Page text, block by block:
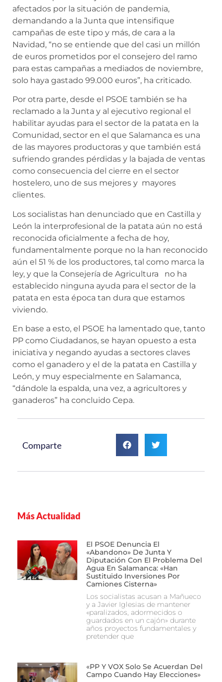
afectados por la situación de pandemia,
demandando a la Junta que intensifique
campañas de este tipo y más, de cara a la
Navidad, “no se entiende que del casi un millón
de euros prometidos por el consejero del ramo
para estas campañas a mediados de noviembre,
solo haya gastado 99.000 euros”, ha criticado.
Por otra parte, desde el PSOE también se ha
reclamado a la Junta y al ejecutivo regional el
habilitar ayudas para el sector de la patata en la
Comunidad, sector en el que Salamanca es una
de las mayores productoras y que también está
sufriendo grandes pérdidas y la bajada de ventas
como consecuencia del cierre en el sector
hostelero, uno de sus mejores y mayores
clientes.
Los socialistas han denunciado que en Castilla y
León la interprofesional de la patata aún no está
reconocida oficialmente a fecha de hoy,
fundamentalmente porque no la han reconocido
aún el 51 % de los productores, tal como marca la
ley, y que la Consejería de Agricultura no ha
establecido ninguna ayuda para el sector de la
patata en esta época tan dura que estamos
viviendo.
En base a esto, el PSOE ha lamentado que, tanto
PP como Ciudadanos, se hayan opuesto a esta
iniciativa y negando ayudas a sectores claves
como el ganadero y el de la patata en Castilla y
León, y muy especialmente en Salamanca,
“dándole la espalda, una vez, a agricultores y
ganaderos” ha concluido Cepa.
Comparte
Más Actualidad
El PSOE Denuncia El
«abandono» De Junta Y
Diputación Con El Problema Del
Agua En Salamanca: «Han
Sustituido Inversiones Por
Camiones Cisterna»
Los socialistas acusan a Mañueco
y a Javier Iglesias de mantener
«paralizados, adormecidos o
guardados en un cajón» durante
años proyectos fundamentales y
pretender que
«PP Y VOX Solo Se Acuerdan Del
Campo Cuando Hay Elecciones»